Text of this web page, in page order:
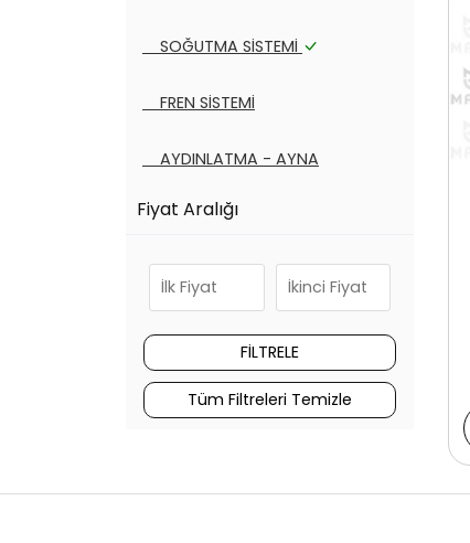
SOĞUTMA SİSTEMİ
FREN SİSTEMİ
AYDINLATMA - AYNA
DEBRİYAJ SİSTEMİ
KAYIŞ - BİLYA SETLERİ
YAKIT - EGZOZ SİSTEMİ
Fiyat Aralığı
Tüm Filtreleri Temizle